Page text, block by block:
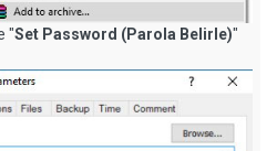
"Set Password (Parola Belirle)"